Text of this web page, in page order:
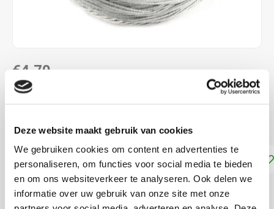
Deze website maakt gebruik van cookies
We gebruiken cookies om content en advertenties te
personaliseren, om functies voor social media te bieden
en om ons websiteverkeer te analyseren. Ook delen we
informatie over uw gebruik van onze site met onze
€4,70
DIRECT LEVERBAAR
Dmc Frivolité 80 Lees meer
Toevoegen aan winkelwagen
DELEN: